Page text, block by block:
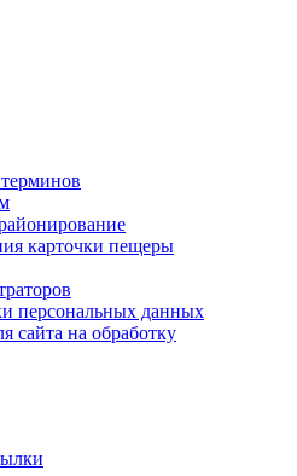
карточки пещеры
персональных данных
сайта на обработку